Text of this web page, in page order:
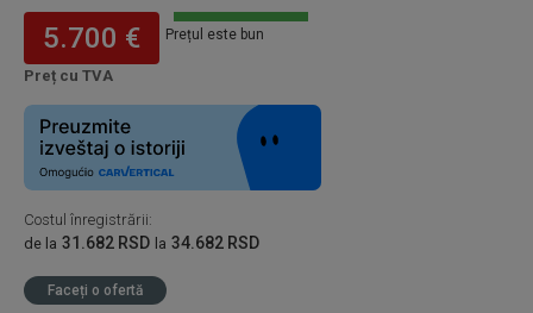
5.700 €
Preț cu TVA
Prețul este bun
Costul înregistrării:
de la 31.682 RSD la 34.682 RSD
Faceți o ofertă